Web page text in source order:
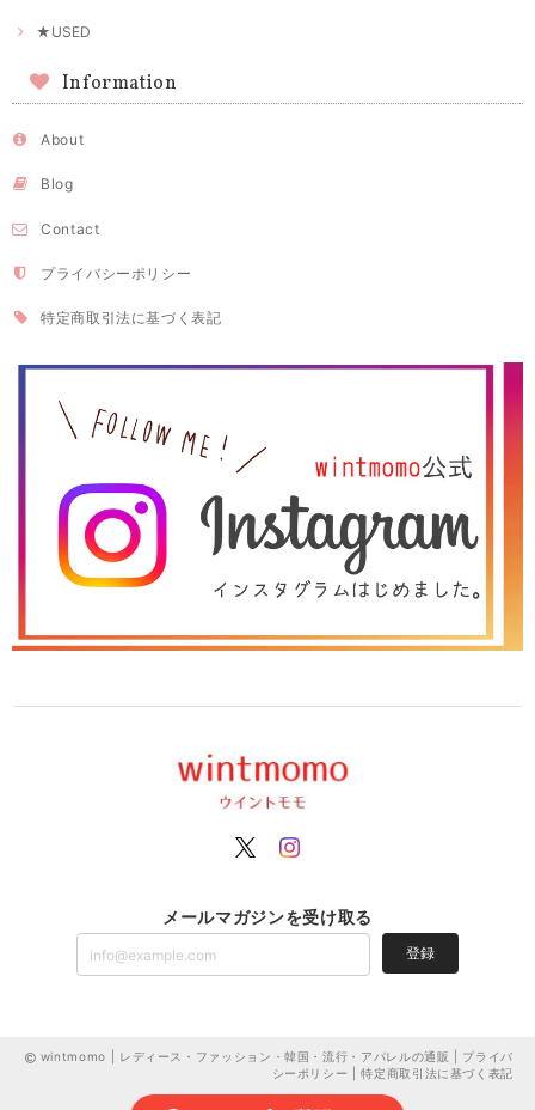
★USED
Information
About
Blog
Contact
プライバシーポリシー
特定商取引法に基づく表記
メールマガジンを受け取る
登録
wintmomo | レディース・ファッション・韓国・流行・アパレルの通販 | プライバ
シーポリシー
|特定商取引法に基づく表記